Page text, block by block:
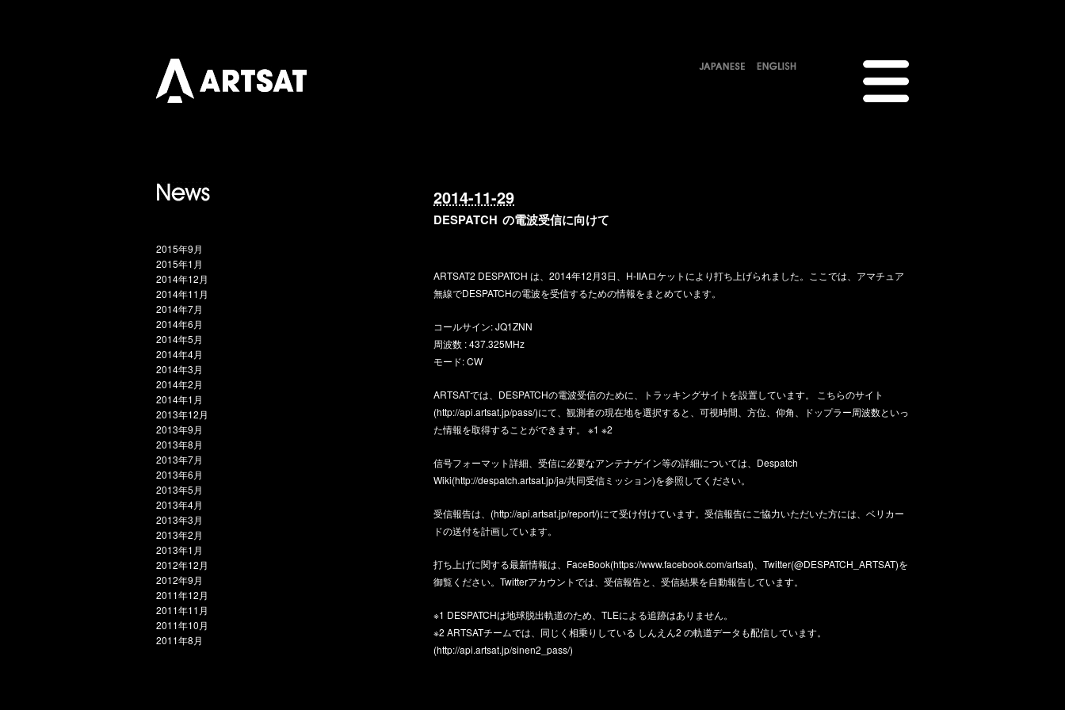
2015年9月
2015年1月
2014年12月
2014年11月
2014年7月
2014年6月
2014年5月
2014年4月
2014年3月
2014年2月
2014年1月
2013年12月
2013年9月
2013年8月
2013年7月
2013年6月
2013年5月
2013年4月
2013年3月
2013年2月
2013年1月
2012年12月
2012年9月
2011年12月
2011年11月
2011年10月
2011年8月
2014-11-29
DESPATCH の電波受信に向けて
ARTSAT2 DESPATCH は、2014年12月3日、H-IIAロケットにより打ち上げられました。ここでは、アマチュア
無線でDESPATCHの電波を受信するための情報をまとめています。
コールサイン: JQ1ZNN
周波数 : 437.325MHz
モード: CW
ARTSATでは、DESPATCHの電波受信のために、トラッキングサイトを設置しています。 こちらのサイト
(http://api.artsat.jp/pass/)にて、観測者の現在地を選択すると、可視時間、方位、仰角、ドップラー周波数といっ
た情報を取得することができます。 ※1 ※2
信号フォーマット詳細、受信に必要なアンテナゲイン等の詳細については、Despatch
Wiki(http://despatch.artsat.jp/ja/共同受信ミッション)を参照してください。
受信報告は、(http://api.artsat.jp/report/)にて受け付けています。受信報告にご協力いただいた方には、ベリカー
ドの送付を計画しています。
打ち上げに関する最新情報は、FaceBook(https://www.facebook.com/artsat)、Twitter(@DESPATCH_ARTSAT)を
御覧ください。Twitterアカウントでは、受信報告と、受信結果を自動報告しています。
※1 DESPATCHは地球脱出軌道のため、TLEによる追跡はありません。
※2 ARTSATチームでは、同じく相乗りしている しんえん2 の軌道データも配信しています。
(http://api.artsat.jp/sinen2_pass/)